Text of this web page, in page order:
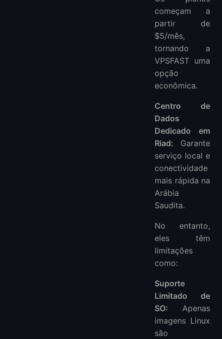
começam a
partir de
$5/mês,
tornando a
VPSFAST uma
opção
econômica.
Centro de
Dados
Dedicado em
Riad: Garante
serviço local e
conectividade
mais rápida na
Arábia
Saudita.
No entanto,
eles têm
limitações
como:
Suporte
Limitado de
SO: Apenas
imagens Linux
são